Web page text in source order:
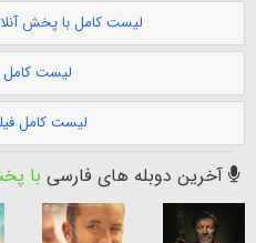
لیست کامل با پخش
لیست کامل
لیست کامل
آخرین دوبله های فارسی با